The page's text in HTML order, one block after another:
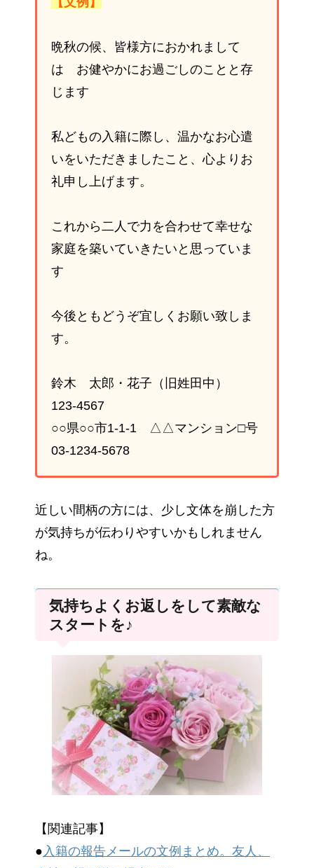
晩秋の候、皆様方におかれまして
は お健やかにお過ごしのことと存
じます
私どもの入籍に際し、温かなお心遣
いをいただきましたこと、心よりお
礼申し上げます。
これから二人で力を合わせて幸せな
家庭を築いていきたいと思っていま
す
今後ともどうぞ宜しくお願い致しま
す。
鈴木 太郎・花子（旧姓田中）
123-4567
○○県○○市1-1-1 △△マンション□号
03-1234-5678
近しい間柄の方には、少し文体を崩した方
が気持ちが伝わりやすいかもしれません
ね。
気持ちよくお返しをして素敵な
スタートを♪
【関連記事】
● 入籍の報告メールの文例まとめ。友人、